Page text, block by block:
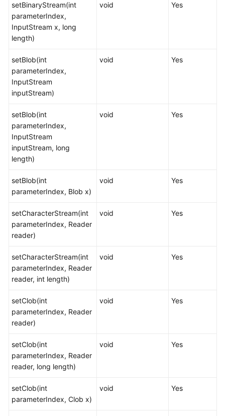
_V2.0-
8.x）
开
指
南
（集
中
_V2.0-
8.x）
开
指
_V2.0-
数
据
系
统
数
据
安
全
setBinaryStream(int
parameterIndex,
InputStream x, long
length)
void Yes
setBlob(int
parameterIndex,
InputStream
inputStream)
void Yes
setBlob(int
parameterIndex,
InputStream
inputStream, long
length)
void Yes
setBlob(int
parameterIndex, Blob x)
void Yes
setCharacterStream(int
parameterIndex, Reader
reader)
void Yes
setCharacterStream(int
parameterIndex, Reader
reader, int length)
void Yes
setClob(int
parameterIndex, Reader
reader)
void Yes
setClob(int
parameterIndex, Reader
reader, long length)
void Yes
setClob(int
parameterIndex, Clob x)
void Yes